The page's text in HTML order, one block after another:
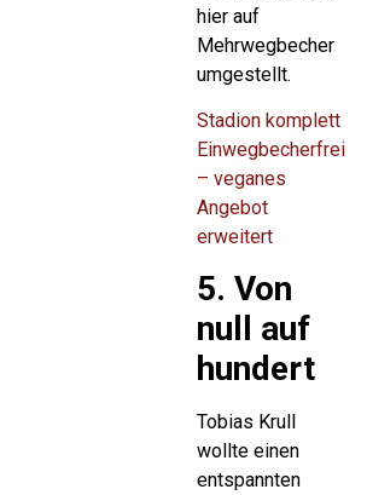
hier auf
Mehrwegbecher
umgestellt.
Stadion komplett
Einwegbecherfrei
– veganes
Angebot
erweitert
5. Von
null auf
hundert
Tobias Krull
wollte einen
entspannten